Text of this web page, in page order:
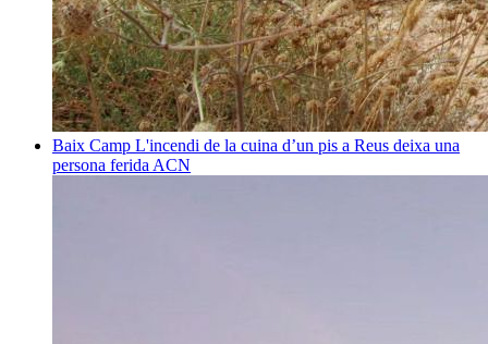
Baix Camp L'incendi de la cuina d’un pis a Reus deixa una
persona ferida ACN